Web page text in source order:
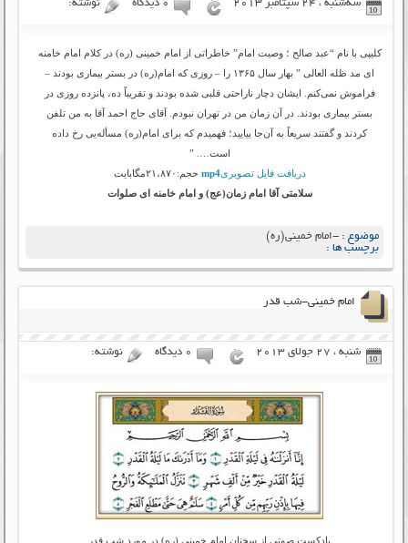
سه‌شنبه ، 24 سپتامبر 2013 ۰ دیدگاه نوشته:
کلیپی با نام “عبد صالح ؛ وصیت امام” خاطراتی از امام خمینی (ره) در کلام امام خامنه
ای مد ظله العالی ” بهار سال ۱۳۶۵ را – روزى که امام(ره) در بستر بیمارى بودند –
فراموش نمى‌کنم. ایشان دچار ناراحتى قلبى شده بودند و تقریباً ده، پانزده روزى در
بستر بیمارى بودند. در آن زمان من در تهران نبودم. آقاى حاج احمد آقا به من تلفن
کردند و گفتند سریعاً به آن‌جا بیایید؛ فهمیدم که براى امام(ره) مسأله‌یى رخ داده
است…. ”
دریافت فایل تصویریmp4 حجم:۲۱،۸۷۰مگابایت
سلامتی آقا امام زمان(عج) و امام خامنه ای صلوات
موضوع :-امام خمینی(ره)
برچسب ها :
امام خمینی-شب قدر
شنبه ، 27 جولای 2013 ۰ دیدگاه نوشته:
پادکست صوتی از سخنان امام خمینی (ره) در مورد شب قدر